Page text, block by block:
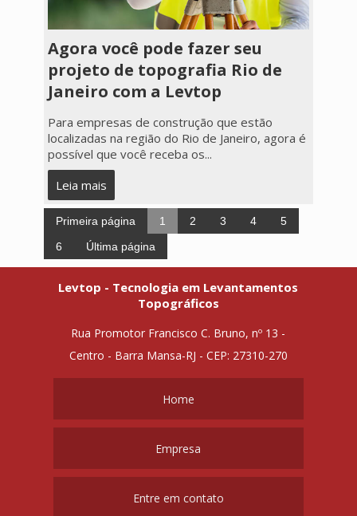
Agora você pode fazer seu
projeto de topografia Rio de
Janeiro com a Levtop
Para empresas de construção que estão
localizadas na região do Rio de Janeiro, agora é
possível que você receba os...
Leia mais
Primeira página 1 2 3 4
5
6
Última página
Levtop - Tecnologia em Levantamentos
Topográficos
Rua Promotor Francisco C. Bruno, nº 13 -
Centro - Barra Mansa-RJ - CEP: 27310-270
Home
Empresa
Entre em contato